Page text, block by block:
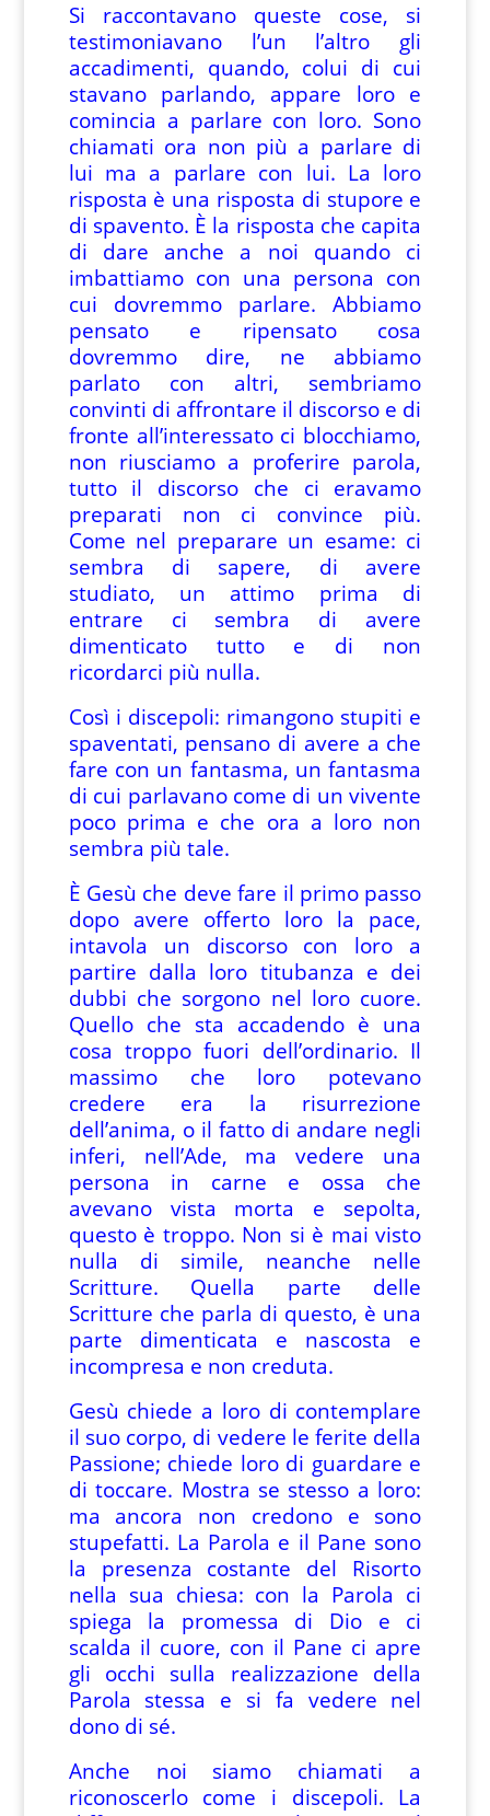
Si raccontavano queste cose, si
testimoniavano l’un l’altro gli
accadimenti, quando, colui di cui
stavano parlando, appare loro e
comincia a parlare con loro. Sono
chiamati ora non più a parlare di
lui ma a parlare con lui. La loro
risposta è una risposta di stupore e
di spavento. È la risposta che capita
di dare anche a noi quando ci
imbattiamo con una persona con
cui dovremmo parlare. Abbiamo
pensato e ripensato cosa
dovremmo dire, ne abbiamo
parlato con altri, sembriamo
convinti di affrontare il discorso e di
fronte all’interessato ci blocchiamo,
non riusciamo a proferire parola,
tutto il discorso che ci eravamo
preparati non ci convince più.
Come nel preparare un esame: ci
sembra di sapere, di avere
studiato, un attimo prima di
entrare ci sembra di avere
dimenticato tutto e di non
ricordarci più nulla.
Così i discepoli: rimangono stupiti e
spaventati, pensano di avere a che
fare con un fantasma, un fantasma
di cui parlavano come di un vivente
poco prima e che ora a loro non
sembra più tale.
È Gesù che deve fare il primo passo
dopo avere offerto loro la pace,
intavola un discorso con loro a
partire dalla loro titubanza e dei
dubbi che sorgono nel loro cuore.
Quello che sta accadendo è una
cosa troppo fuori dell’ordinario. Il
massimo che loro potevano
credere era la risurrezione
dell’anima, o il fatto di andare negli
inferi, nell’Ade, ma vedere una
persona in carne e ossa che
avevano vista morta e sepolta,
questo è troppo. Non si è mai visto
nulla di simile, neanche nelle
Scritture. Quella parte delle
Scritture che parla di questo, è una
parte dimenticata e nascosta e
incompresa e non creduta.
Gesù chiede a loro di contemplare
il suo corpo, di vedere le ferite della
Passione; chiede loro di guardare e
di toccare. Mostra se stesso a loro:
ma ancora non credono e sono
stupefatti. La Parola e il Pane sono
la presenza costante del Risorto
nella sua chiesa: con la Parola ci
spiega la promessa di Dio e ci
scalda il cuore, con il Pane ci apre
gli occhi sulla realizzazione della
Parola stessa e si fa vedere nel
dono di sé.
Anche noi siamo chiamati a
riconoscerlo come i discepoli. La